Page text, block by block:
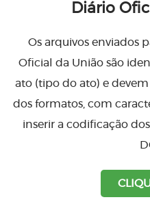
Diário
Os arquivos enviados
Oficial da União são
ato (tipo do ato) e
dos formatos, com
inserir a codificação